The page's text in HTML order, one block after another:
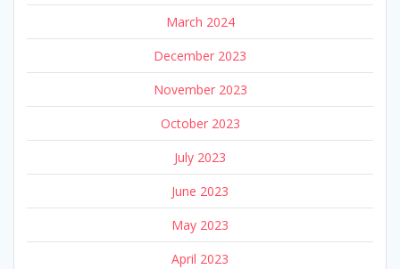
March 2024
December 2023
November 2023
October 2023
July 2023
June 2023
May 2023
April 2023